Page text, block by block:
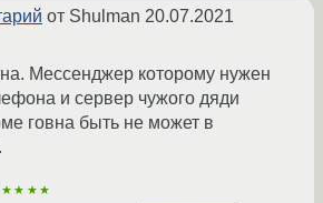
от Shulman 20.07.2021
Мессенджер которому нужен
и сервер чужого дяди
говна быть не может в